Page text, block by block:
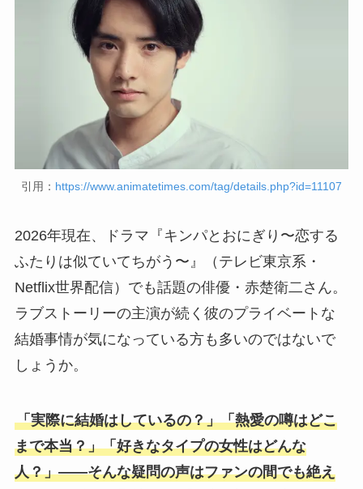
引用： https://www.animatetimes.com/tag/details.php?id=11107
2026年現在、ドラマ『キンパとおにぎり〜恋する
ふたりは似ていてちがう〜』（テレビ東京系・
Netflix世界配信）でも話題の俳優・赤楚衛二さん。
ラブストーリーの主演が続く彼のプライベートな
結婚事情が気になっている方も多いのではないで
しょうか。
「実際に結婚はしているの？」「熱愛の噂はどこ
まで本当？」「好きなタイプの女性はどんな
人？」――そんな疑問の声はファンの間でも絶え